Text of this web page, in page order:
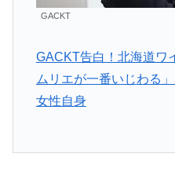
GACKT
GACKT告白！北海道ワ
ムリエが一番いじわる
女性自身